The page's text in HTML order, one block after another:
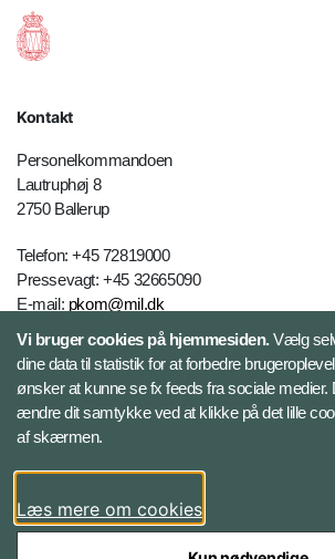
Kontakt
Personelkommandoen
Lautruphøj 8
2750 Ballerup
Telefon: +45 72819000
Pressevagt: +45 32665090
E-mail: pkom@mil.dk
Kontakt
Følg Personelkommandoen
LinkedIn
Vi bruger cookies på hjemmesiden.Vælg
dine data til statistik for at forbedre
ønsker at kunne se fx feeds fra sociale medier.
ændre dit samtykke ved at klikke på det lille
af skærmen.
Læs mere om cookies